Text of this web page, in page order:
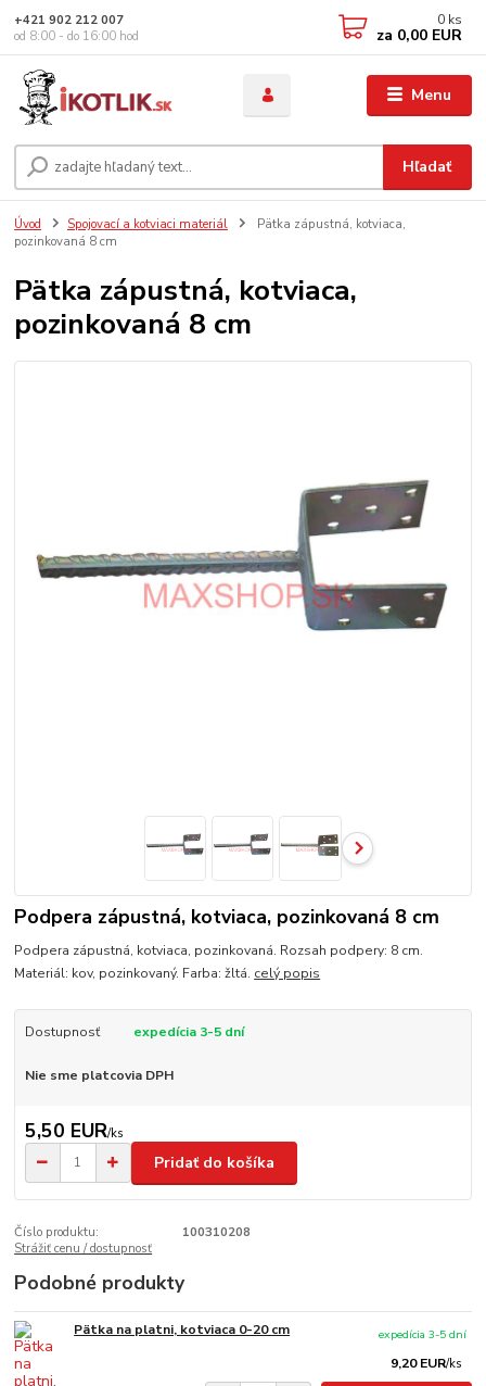
Menu
Hľadať
+421 902 212 007
od 8:00 - do 16:00 hod
0 ks
za 0,00 EUR
Úvod Spojovací a kotviaci materiál
Pätka zápustná, kotviaca,
pozinkovaná 8 cm
Pätka zápustná, kotviaca,
pozinkovaná 8 cm
Podpera zápustná, kotviaca, pozinkovaná 8 cm
Podpera zápustná, kotviaca, pozinkovaná. Rozsah podpery: 8 cm.
Materiál: kov, pozinkovaný. Farba: žltá. celý popis
Dostupnosť expedícia 3-5 dní
Nie sme platcovia DPH
5,50 EUR/ks
Pridať do košíka
Číslo produktu:
100310208
Strážiť cenu / dostupnosť
Podobné produkty
Pätka na platni, kotviaca 0-20 cm
9,20 EUR/ks
expedícia 3-5 dní